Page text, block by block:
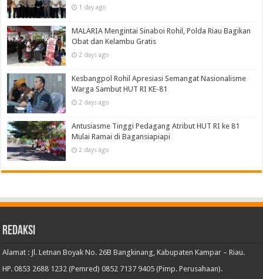
1 day ago
MALARIA Mengintai Sinaboi Rohil, Polda Riau Bagikan
Obat dan Kelambu Gratis
2 days ago
Kesbangpol Rohil Apresiasi Semangat Nasionalisme
Warga Sambut HUT RI KE-81
2 days ago
Antusiasme Tinggi Pedagang Atribut HUT RI ke 81
Mulai Ramai di Bagansiapiapi
2 days ago
Redaksi
Alamat : Jl. Letnan Boyak No. 26B Bangkinang, Kabupaten Kampar – Riau.
HP. 0853 2688 1232 (Pemred) 0852 7137 9405 (Pimp. Perusahaan).